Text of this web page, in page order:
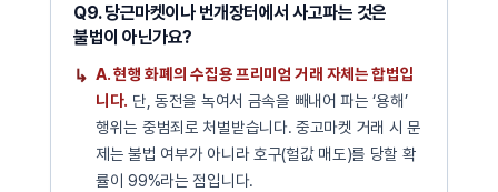
Q9. 당근마켓이나 번개장터에서 사고파는 것은
불법이 아닌가요?
A. 현행 화폐의 수집용 프리미엄 거래 자체는 합법입
니다. 단, 동전을 녹여서 금속을 빼내어 파는 ‘용해’
행위는 중범죄로 처벌받습니다. 중고마켓 거래 시 문
제는 불법 여부가 아니라 호구(헐값 매도)를 당할 확
률이 99%라는 점입니다.